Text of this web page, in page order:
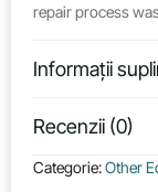
repair process
Informații
Recenzii (0)
Categorie:Other